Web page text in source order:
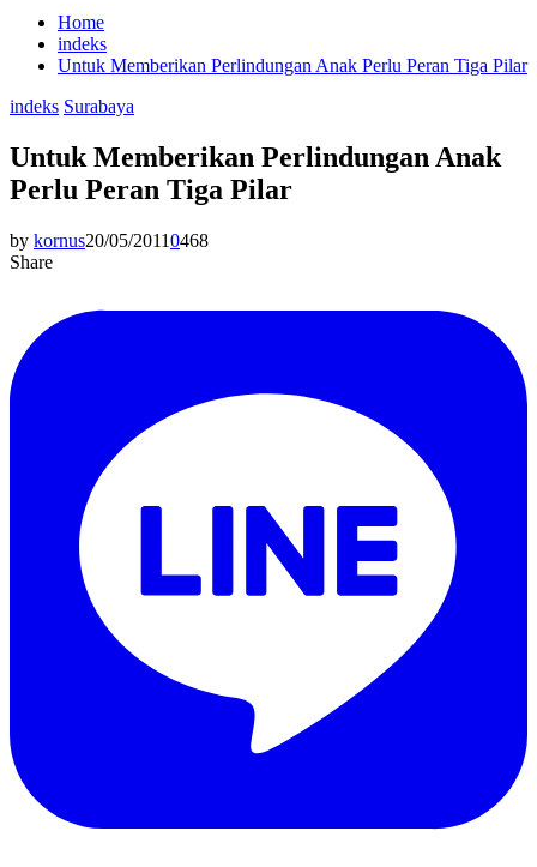
Home
indeks
Untuk Memberikan Perlindungan Anak Perlu Peran Tiga Pilar
indeks Surabaya
Untuk Memberikan Perlindungan Anak
Perlu Peran Tiga Pilar
by kornus20/05/20110468
Share